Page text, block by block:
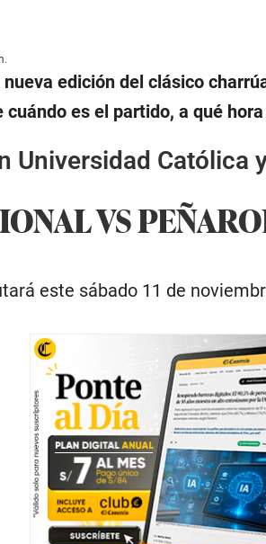
edición del clásico
cuándo es el partido, a qué
Universidad Católica
VS
este sábado 11 de